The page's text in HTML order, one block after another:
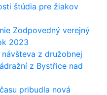
štúdia pre žiakov
Zodpovedný verejný
2023
z družobnej
z Bystřice nad
pribudla nová